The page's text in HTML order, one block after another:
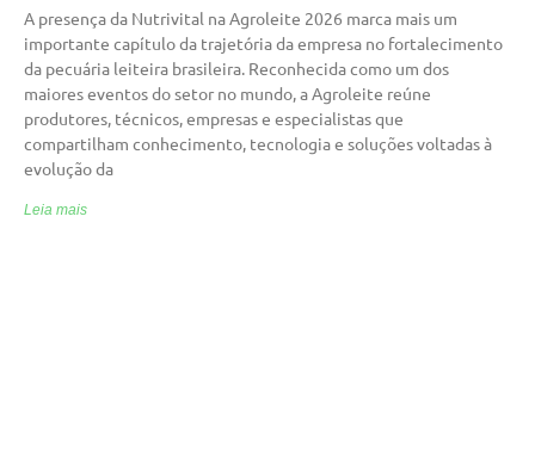
A presença da Nutrivital na Agroleite 2026 marca mais um
importante capítulo da trajetória da empresa no fortalecimento
da pecuária leiteira brasileira. Reconhecida como um dos
maiores eventos do setor no mundo, a Agroleite reúne
produtores, técnicos, empresas e especialistas que
compartilham conhecimento, tecnologia e soluções voltadas à
evolução da
Leia mais